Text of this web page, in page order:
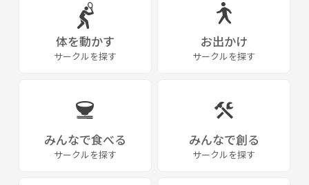
体を動かす
サークルを探す
お出かけ
サークルを探す
みんなで食べる
サークルを探す
みんなで創る
サークルを探す